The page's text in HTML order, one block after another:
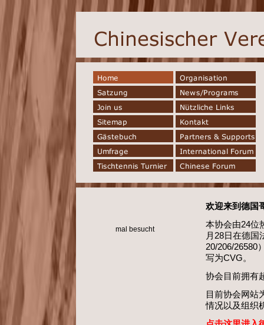
mal besucht
欢迎来到德国
本协会由24位
月28日在德国
20/206/26580
写为CVG。
协会目前拥有
目前协会网站
情况以及组织